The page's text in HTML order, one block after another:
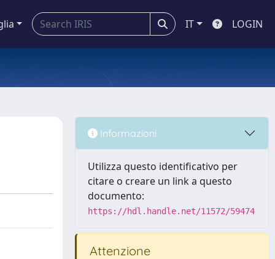
IT LOGIN
Informazioni
Utilizza questo identificativo per
citare o creare un link a questo
documento:
https://hdl.handle.net/11572/59474
Attenzione